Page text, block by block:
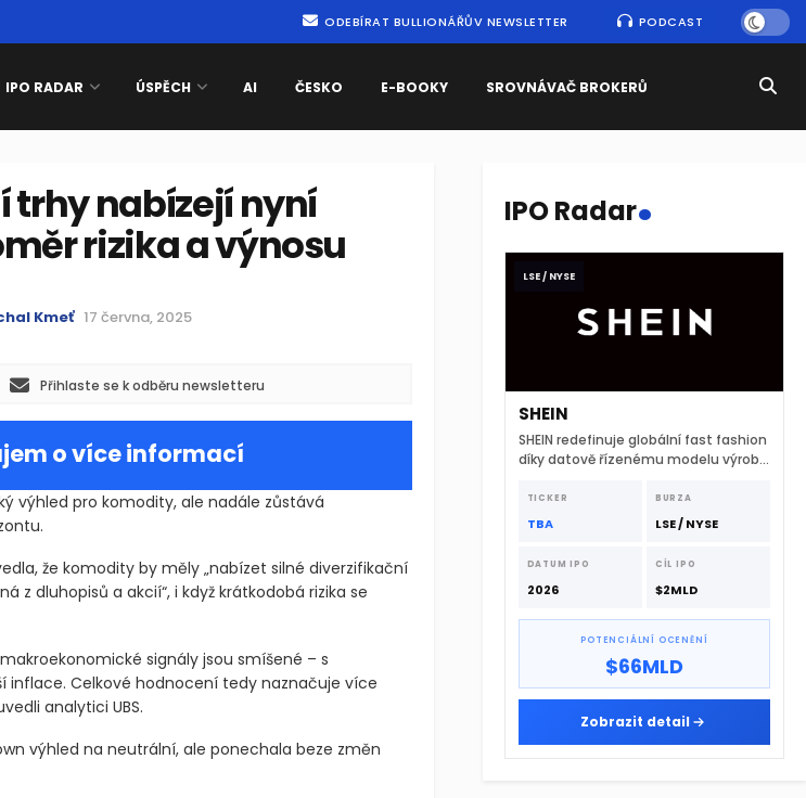
ODEBÍRAT BULLIONÁŘŮV NEWSLETTER PODCAST
IPO RADAR ÚSPĚCH AI ČESKO E-BOOKY SROVNÁVAČ BROKERŮ
trhy nabízejí nyní
rizika a výnosu
Kmeť 17 června, 2025
Přihlaste se k odběru newsletteru
o více informací
výhled pro komodity, ale nadále zůstává
že komodity by měly „nabízet silné diverzifikační
z dluhopisů a akcií“, i když krátkodobá rizika se
signály jsou smíšené – s
inflace. Celkové hodnocení tedy naznačuje více
analytici UBS.
výhled na neutrální, ale ponechala beze změn
IPO Radar.
LSE / NYSE
SHEIN
SHEIN redefinuje globální fast fashion
díky datově řízenému modelu výroby
dodavatelskému řetězci.
TICKER
TBA
BURZA
LSE / NYSE
DATUM IPO
2026
CÍL IPO
$2MLD
POTENCIÁLNÍ OCENĚNÍ
$66MLD
Zobrazit detail